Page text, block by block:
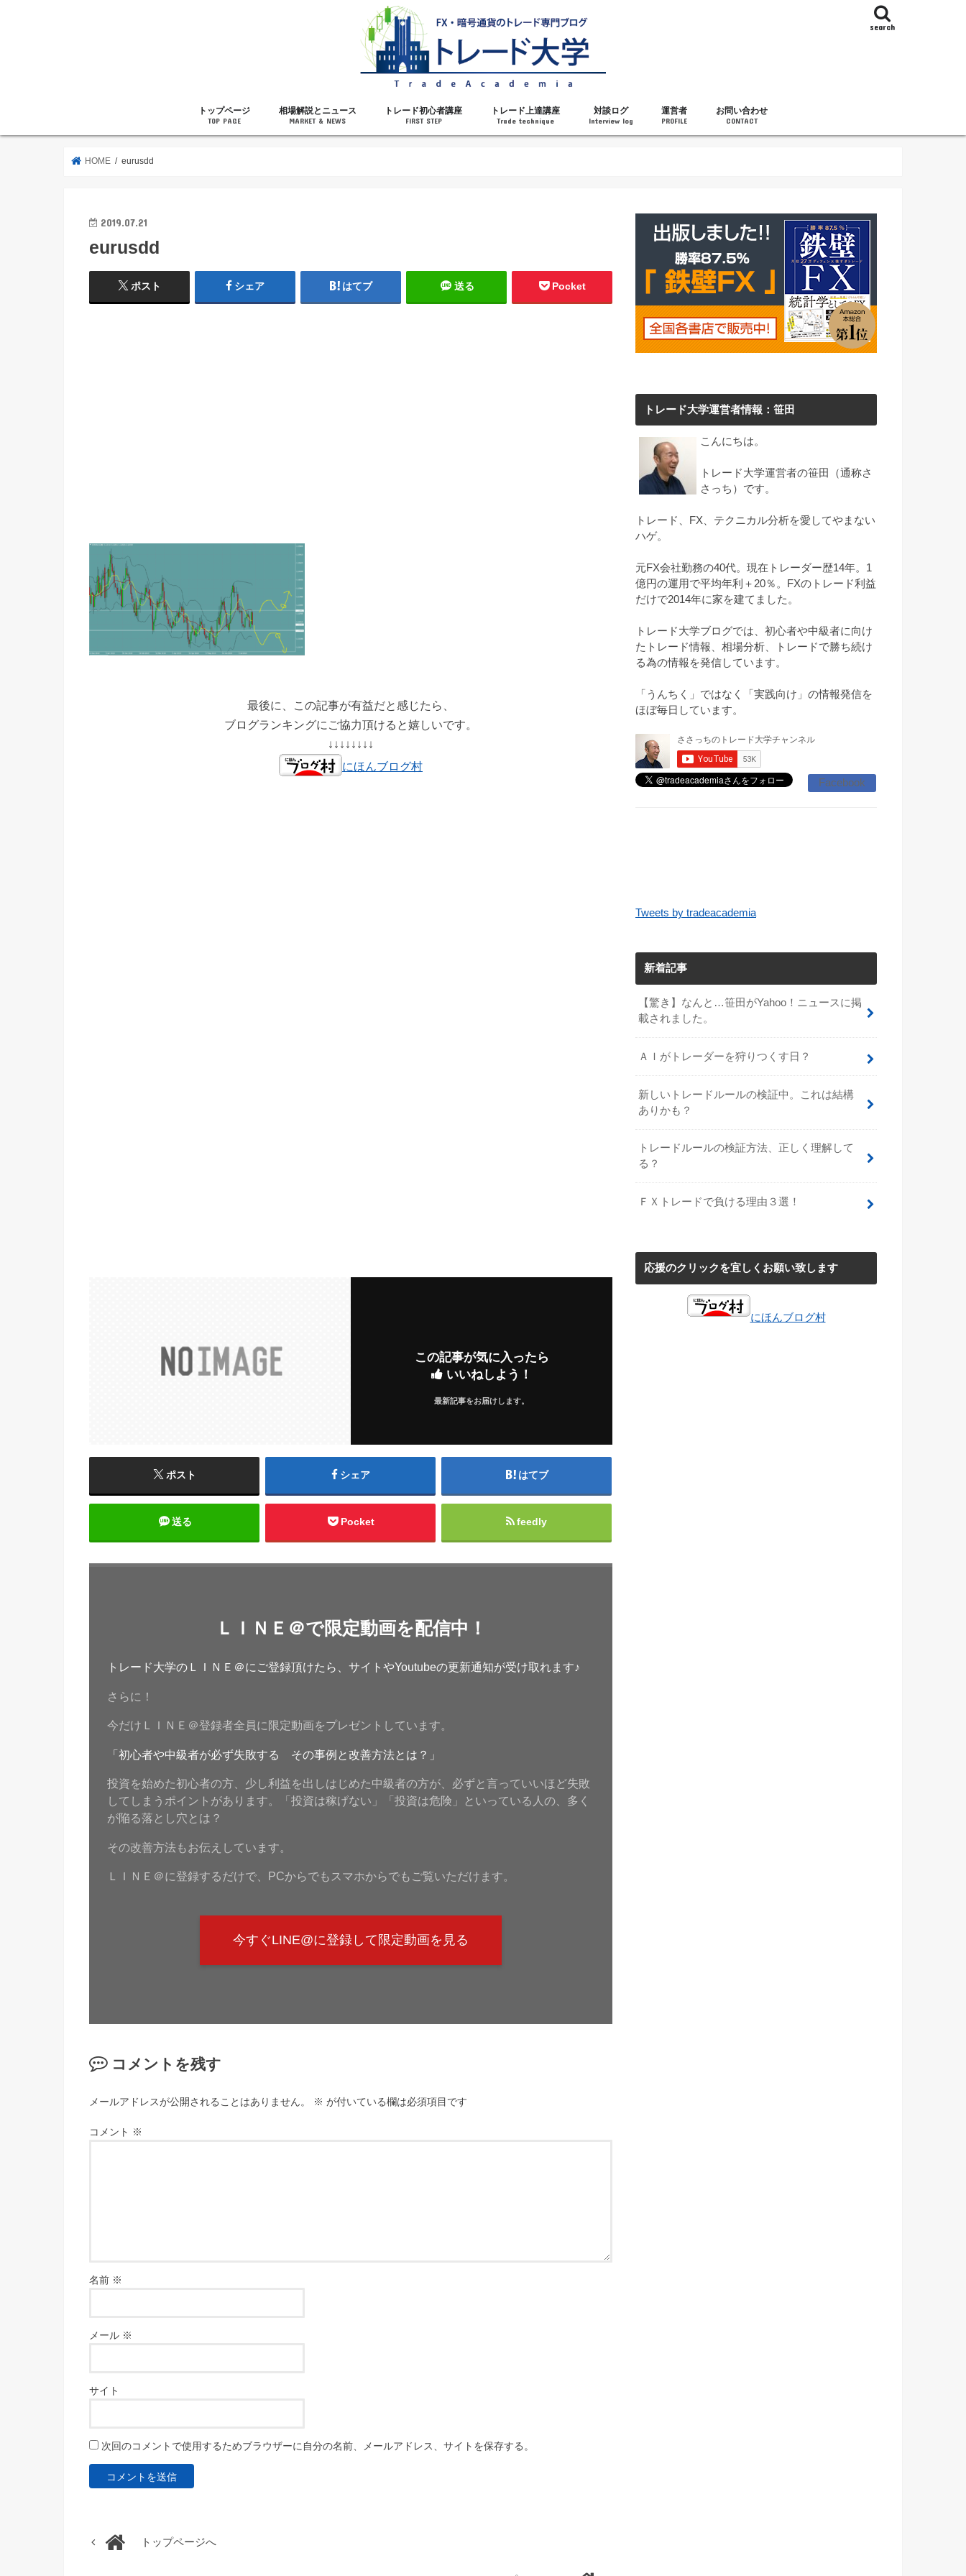
search
トップページ
TOP PAGE
相場解説とニュース
MARKET & NEWS
トレード初心者講座
FIRST STEP
トレード上達講座
Trade technique
対談ログ
Interview log
運営者
PROFILE
お問い合わせ
CONTACT
HOME eurusdd
2019.07.21
eurusdd
ポスト シェア はてブ 送る Pocket
最後に、この記事が有益だと感じたら、
ブログランキングにご協力頂けると嬉しいです。
↓↓↓↓↓↓↓↓
にほんブログ村
この記事が気に入ったら
いいねしよう！
最新記事をお届けします。
ポスト シェア はてブ
送る Pocket feedly
ＬＩＮＥ＠で限定動画を配信中！
トレード大学のＬＩＮＥ＠にご登録頂けたら、サイトやYoutubeの更新通知が受け取れます♪
さらに！
今だけＬＩＮＥ＠登録者全員に限定動画をプレゼントしています。
「初心者や中級者が必ず失敗する その事例と改善方法とは？」
投資を始めた初心者の方、少し利益を出しはじめた中級者の方が、必ずと言っていいほど失敗
してしまうポイントがあります。「投資は稼げない」「投資は危険」といっている人の、多く
が陥る落とし穴とは？
その改善方法もお伝えしています。
ＬＩＮＥ＠に登録するだけで、PCからでもスマホからでもご覧いただけます。
今すぐLINE@に登録して限定動画を見る
コメントを残す
メールアドレスが公開されることはありません。 ※ が付いている欄は必須項目です
コメント ※
名前 ※
メール ※
サイト
次回のコメントで使用するためブラウザーに自分の名前、メールアドレス、サイトを保存する。
トップページへ
トレード大学運営者情報：笹田
こんにちは。
トレード大学運営者の笹田（通称さ
さっち）です。
トレード、FX、テクニカル分析を愛してやまない
ハゲ。
元FX会社勤務の40代。現在トレーダー歴14年。1
億円の運用で平均年利＋20％。FXのトレード利益
だけで2014年に家を建てました。
トレード大学ブログでは、初心者や中級者に向け
たトレード情報、相場分析、トレードで勝ち続け
る為の情報を発信しています。
「うんちく」ではなく「実践向け」の情報発信を
ほぼ毎日しています。
Facebook
Tweets by tradeacademia
新着記事
【驚き】なんと…笹田がYahoo！ニュースに掲
載されました。
ＡＩがトレーダーを狩りつくす日？
新しいトレードルールの検証中。これは結構
ありかも？
トレードルールの検証方法、正しく理解して
る？
ＦＸトレードで負ける理由３選！
応援のクリックを宜しくお願い致します
にほんブログ村